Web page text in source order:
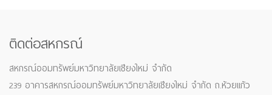
ติดต่อสหกรณ์
สหกรณ์ออมทรัพย์มหาวิทยาลัยเชียงใหม่ จำกัด
239 อาคารสหกรณ์ออมทรัพย์มหาวิทยาลัยเชียงใหม่ จำกัด ถ.ห้วยแก้ว